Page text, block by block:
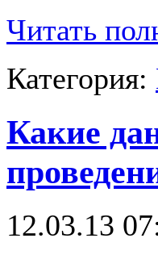
Читать
Категория:
Какие
12.03.13